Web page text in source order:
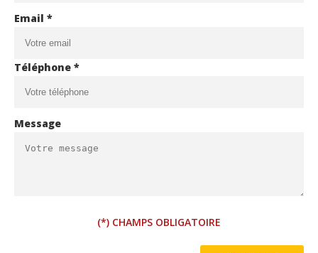
Email *
Téléphone *
Message
(*) CHAMPS OBLIGATOIRE